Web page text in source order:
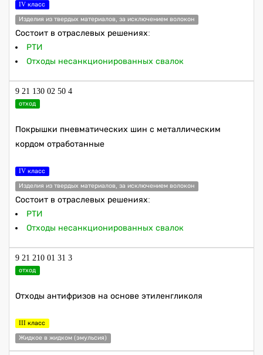
IV класс
Изделия из твердых материалов, за исключением волокон
Состоит в отраслевых решениях:
РТИ
Отходы несанкционированных свалок
9 21 130 02 50 4
отход
Покрышки пневматических шин с металлическим
кордом отработанные
IV класс
Изделия из твердых материалов, за исключением волокон
Состоит в отраслевых решениях:
РТИ
Отходы несанкционированных свалок
9 21 210 01 31 3
отход
Отходы антифризов на основе этиленгликоля
III класс
Жидкое в жидком (эмульсия)